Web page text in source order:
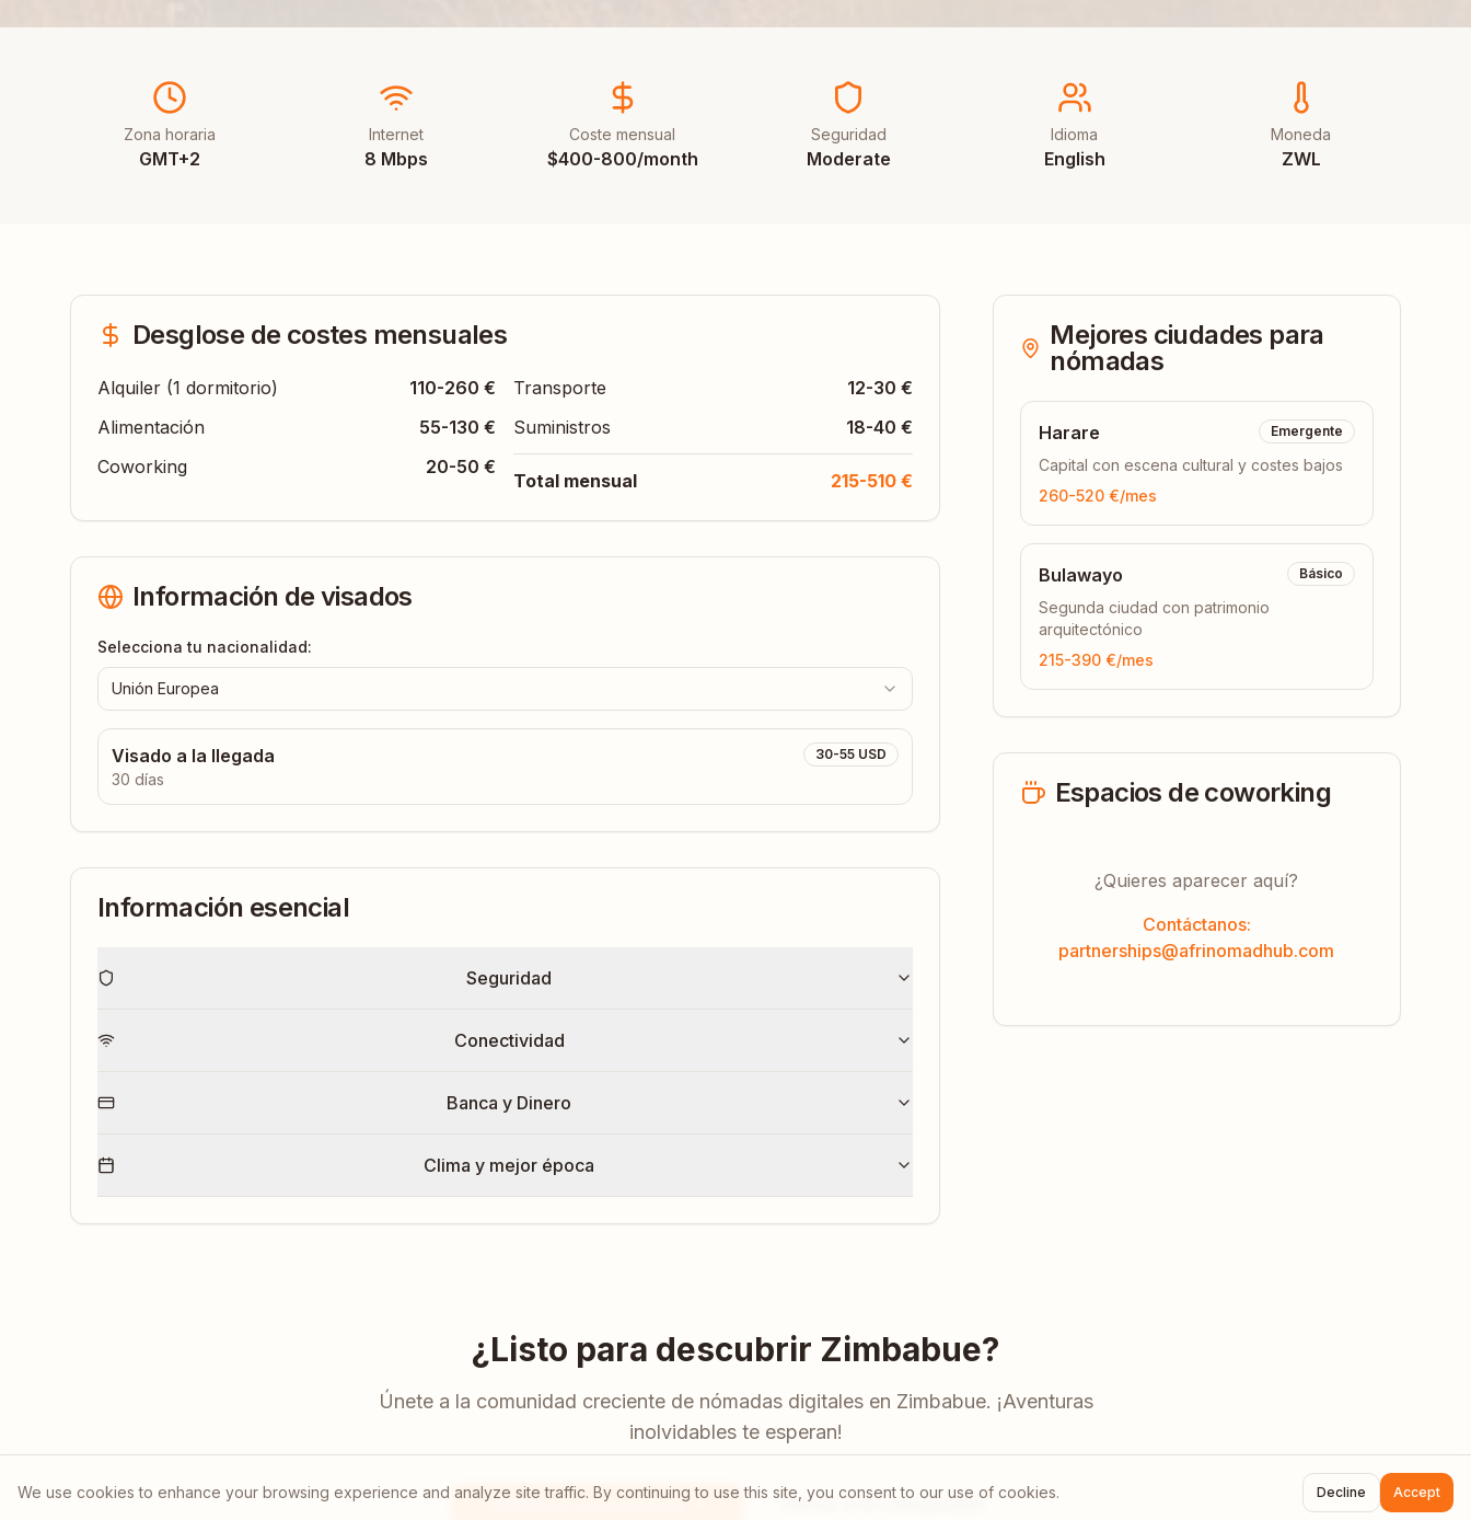
Zona horaria
GMT+2
Internet
8 Mbps
Coste mensual
$400-800/month
Seguridad
Moderate
Idioma
English
Moneda
ZWL
Desglose de costes mensuales
Alquiler (1 dormitorio)
110-260 €
Alimentación
55-130 €
Coworking
20-50 €
Transporte
12-30 €
Suministros
18-40 €
Total mensual 215-510 €
Información de visados
Selecciona tu nacionalidad:
Unión Europea
Visado a la llegada
30 días
30-55 USD
Información esencial
Seguridad
Conectividad
Banca y Dinero
Clima y mejor época
Mejores ciudades para
nómadas
Harare Emergente
Capital con escena cultural y costes bajos
260-520 €/mes
Bulawayo Básico
Segunda ciudad con patrimonio
arquitectónico
215-390 €/mes
Espacios de coworking
¿Quieres aparecer aquí?
Contáctanos:
partnerships@afrinomadhub.com
¿Listo para descubrir Zimbabue?
Únete a la comunidad creciente de nómadas digitales en Zimbabue. ¡Aventuras
inolvidables te esperan!
Planificar tu estancia Unirse a la comunidad
We use cookies to enhance your browsing experience and analyze site traffic. By continuing to use this site, you consent to our use of cookies. Decline Accept